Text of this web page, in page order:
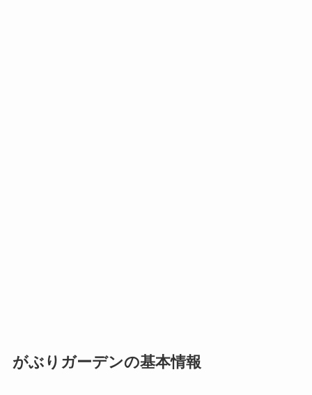
がぶりガーデンの基本情報